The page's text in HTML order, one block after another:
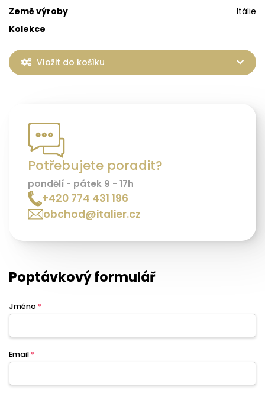
Země výroby
Itálie
Kolekce
Vložit do košíku
Potřebujete poradit?
pondělí - pátek 9 - 17h
+420 774 431 196
obchod@italier.cz
Poptávkový formulář
Jméno *
Email *